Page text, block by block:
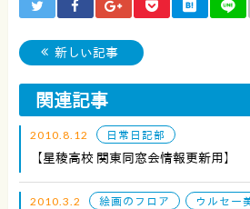
新しい記事
関連記事
2010.8.12 日常日記部
【星稜高校 関東同窓会情報更新用】
2010.3.2 絵画のフロア ウルセー